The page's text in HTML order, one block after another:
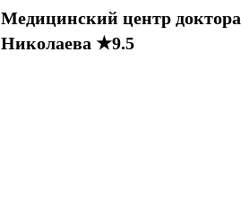
Медицинский центр доктора
Николаева ★9.5